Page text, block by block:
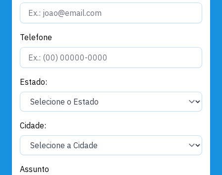
Telefone
Estado:
Cidade:
Assunto